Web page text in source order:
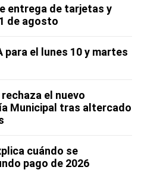
entrega de tarjetas y
de agosto
el lunes 10 y martes
el nuevo
Municipal tras altercado
cuándo se
pago de 2026